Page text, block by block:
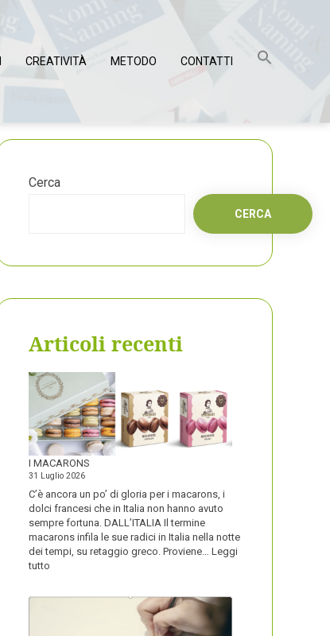
CREATIVITÀ METODO CONTATTI
Cerca
CERCA
Articoli recenti
I MACARONS
31 Luglio 2026
C’è ancora un po’ di gloria per i macarons, i
dolci francesi che in Italia non hanno avuto
sempre fortuna. DALL’ITALIA Il termine
macarons infila le sue radici in Italia nella notte
dei tempi, su retaggio greco. Proviene… Leggi
tutto